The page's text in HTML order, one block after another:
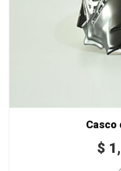
Casco
$